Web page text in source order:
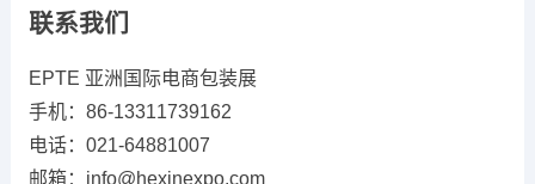
联系我们
EPTE 亚洲国际电商包装展
手机：86-13311739162
电话：021-64881007
邮箱：info@hexinexpo.com